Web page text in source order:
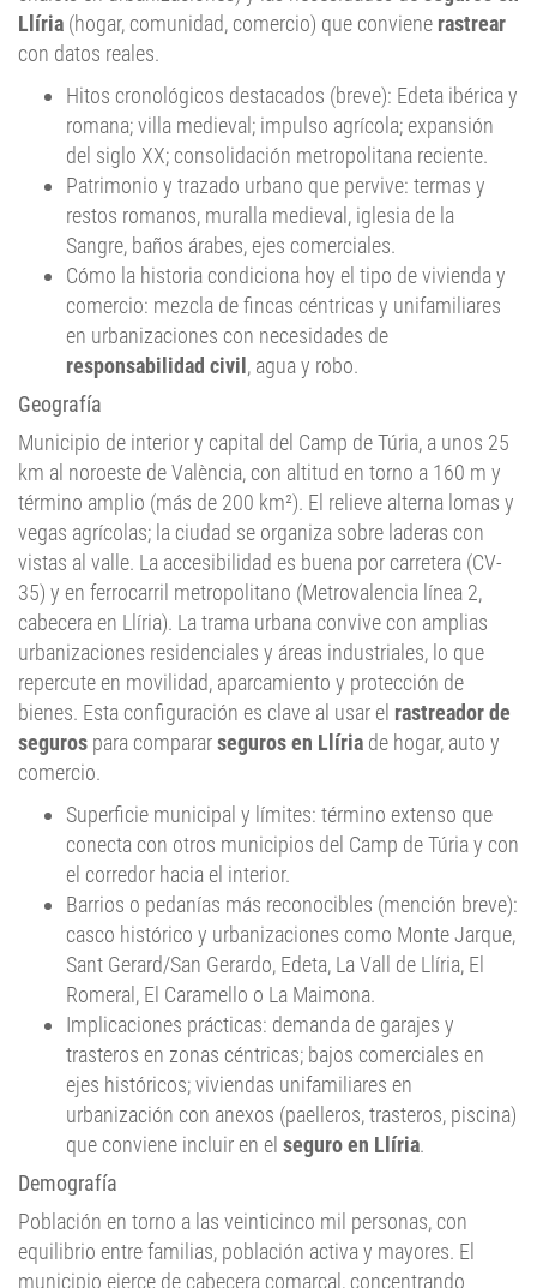
con datos reales.
Hitos cronológicos destacados (breve): Edeta ibérica y
romana; villa medieval; impulso agrícola; expansión
del siglo XX; consolidación metropolitana reciente.
Patrimonio y trazado urbano que pervive: termas y
restos romanos, muralla medieval, iglesia de la
Sangre, baños árabes, ejes comerciales.
Cómo la historia condiciona hoy el tipo de vivienda y
comercio: mezcla de fincas céntricas y unifamiliares
en urbanizaciones con necesidades de
responsabilidad civil, agua y robo.
Geografía
Municipio de interior y capital del Camp de Túria, a unos 25
km al noroeste de València, con altitud en torno a 160 m y
término amplio (más de 200 km²). El relieve alterna lomas y
vegas agrícolas; la ciudad se organiza sobre laderas con
vistas al valle. La accesibilidad es buena por carretera (CV-
35) y en ferrocarril metropolitano (Metrovalencia línea 2,
cabecera en Llíria). La trama urbana convive con amplias
urbanizaciones residenciales y áreas industriales, lo que
repercute en movilidad, aparcamiento y protección de
bienes. Esta configuración es clave al usar elrastreador de
segurospara compararseguros en Llíriade hogar, auto y
comercio.
Superficie municipal y límites: término extenso que
conecta con otros municipios del Camp de Túria y con
el corredor hacia el interior.
Barrios o pedanías más reconocibles (mención breve):
casco histórico y urbanizaciones como Monte Jarque,
Sant Gerard/San Gerardo, Edeta, La Vall de Llíria, El
Romeral, El Caramello o La Maimona.
Implicaciones prácticas: demanda de garajes y
trasteros en zonas céntricas; bajos comerciales en
ejes históricos; viviendas unifamiliares en
urbanización con anexos (paelleros, trasteros, piscina)
que conviene incluir en elseguro en Llíria.
Demografía
Población en torno a las veinticinco mil personas, con
equilibrio entre familias, población activa y mayores. El
municipio ejerce de cabecera comarcal, concentrando
servicios sanitarios, educativos, administrativos y